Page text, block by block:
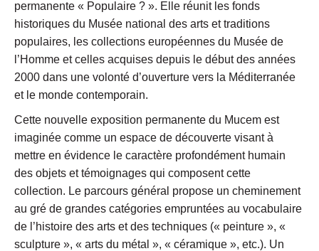
permanente « Populaire ? ». Elle réunit les fonds
historiques du Musée national des arts et traditions
populaires, les collections européennes du Musée de
l’Homme et celles acquises depuis le début des années
2000 dans une volonté d’ouverture vers la Méditerranée
et le monde contemporain.
Cette nouvelle exposition permanente du Mucem est
imaginée comme un espace de découverte visant à
mettre en évidence le caractère profondément humain
des objets et témoignages qui composent cette
collection. Le parcours général propose un cheminement
au gré de grandes catégories empruntées au vocabulaire
de l’histoire des arts et des techniques (« peinture », «
sculpture », « arts du métal », « céramique », etc.). Un